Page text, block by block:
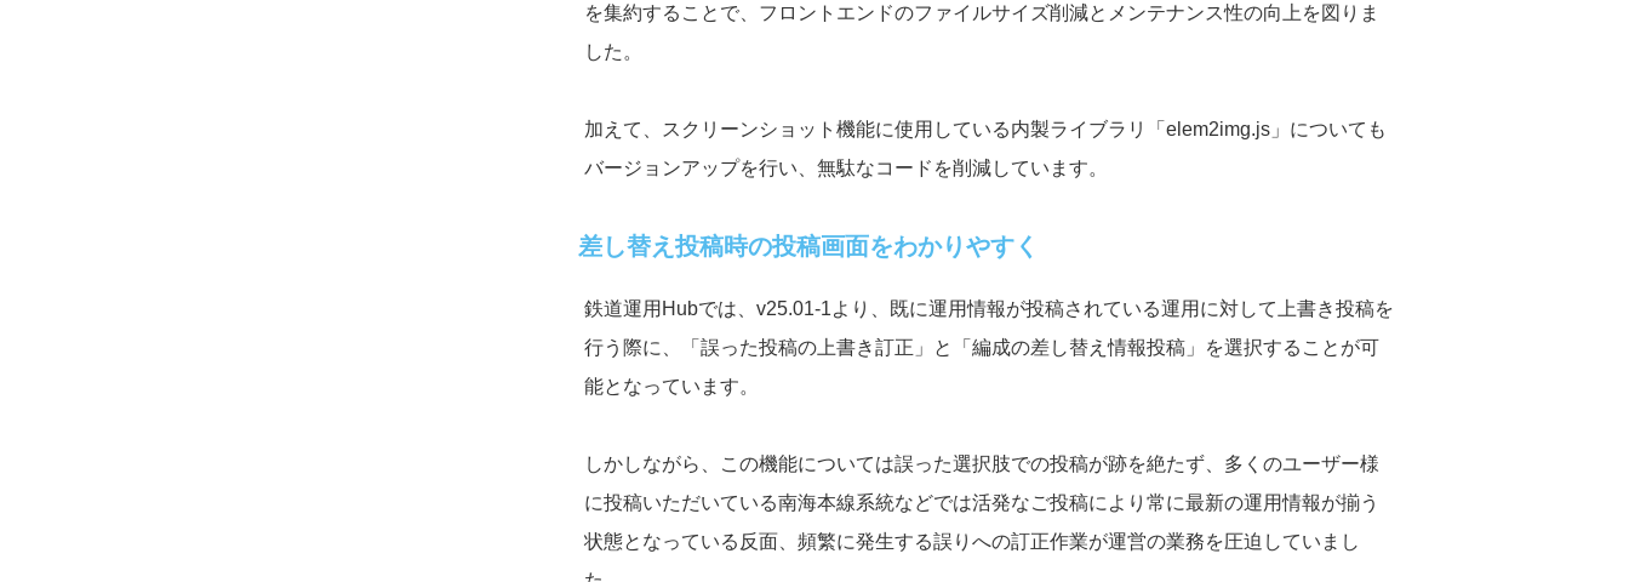
を集約することで、フロントエンドのファイルサイズ削減とメンテナンス性の向上を図りま
した。
加えて、スクリーンショット機能に使用している内製ライブラリ「elem2img.js」についても
バージョンアップを行い、無駄なコードを削減しています。
差し替え投稿時の投稿画面をわかりやすく
鉄道運用Hubでは、v25.01-1より、既に運用情報が投稿されている運用に対して上書き投稿を
行う際に、「誤った投稿の上書き訂正」と「編成の差し替え情報投稿」を選択することが可
能となっています。
しかしながら、この機能については誤った選択肢での投稿が跡を絶たず、多くのユーザー様
に投稿いただいている南海本線系統などでは活発なご投稿により常に最新の運用情報が揃う
状態となっている反面、頻繁に発生する誤りへの訂正作業が運営の業務を圧迫していまし